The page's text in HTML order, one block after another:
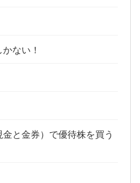
ない！
と金券）で優待株を買う